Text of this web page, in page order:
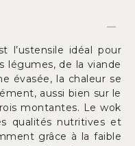
l’ustensile idéal pour
légumes, de la viande
évasée, la chaleur se
aussi bien sur le
montantes. Le wok
qualités nutritives et
grâce à la faible